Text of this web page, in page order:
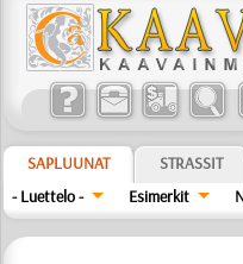
SAPLUUNAT
STRASSIT
- Luettelo -
Esimerkit